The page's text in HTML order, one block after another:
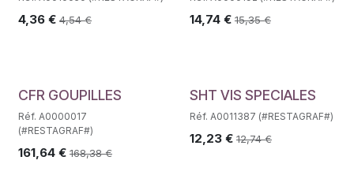
4,36 € 4,54€ 14,74€ 15,35€
CFR GOUPILLES
Réf. A0000017
(#RESTAGRAF#)
161,64 € 168,38€
SHT VIS SPECIALES
Réf. A0011387 (#RESTAGRAF#)
12,23€ 12,74€